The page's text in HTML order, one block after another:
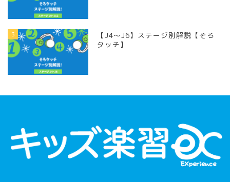
3
【J4〜J6】ステージ別解説【そろ
タッチ】